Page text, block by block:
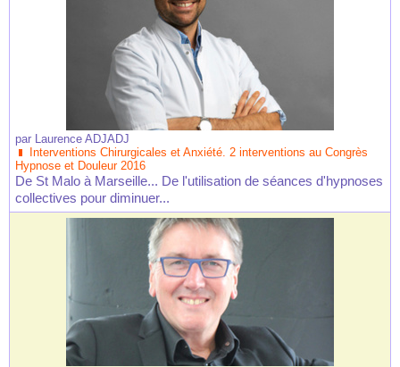
par Laurence ADJADJ
Interventions Chirurgicales et Anxiété. 2 interventions au Congrès
Hypnose et Douleur 2016
De St Malo à Marseille... De l'utilisation de séances d'hypnoses
collectives pour diminuer...